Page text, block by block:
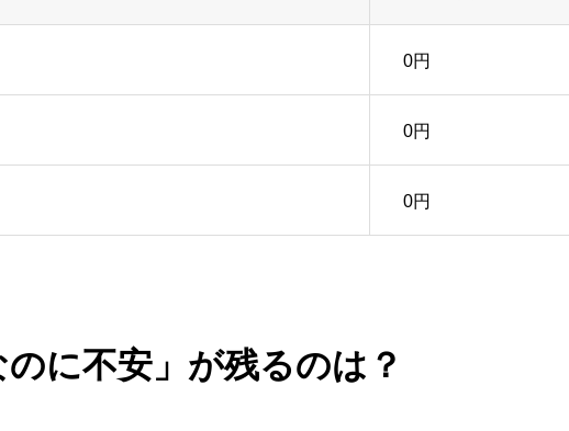
0円
0円
0円
のに不安」が残るのは？